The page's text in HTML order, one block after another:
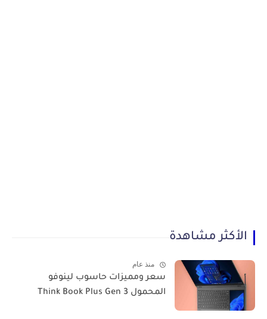
الأكثر مشاهدة
منذ عام
سعر ومميزات حاسوب لينوفو
المحمول Think Book Plus Gen 3